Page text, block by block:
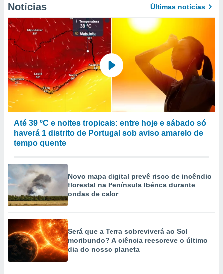
Notícias Últimas notícias
Até 39 ºC e noites tropicais: entre hoje e sábado só
haverá 1 distrito de Portugal sob aviso amarelo de
tempo quente
Novo mapa digital prevê risco de incêndio
florestal na Península Ibérica durante
ondas de calor
Será que a Terra sobreviverá ao Sol
moribundo? A ciência reescreve o último
dia do nosso planeta